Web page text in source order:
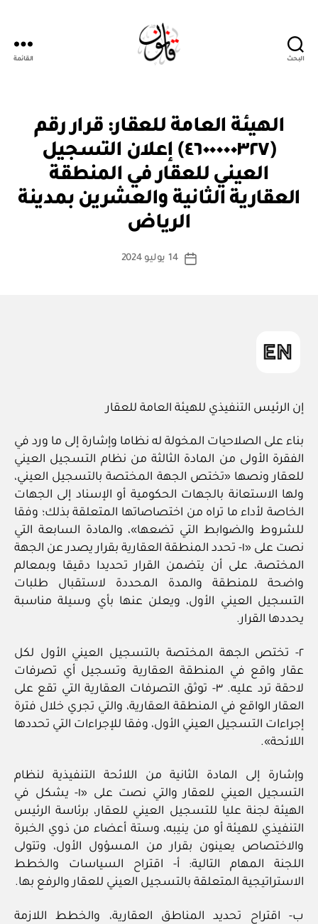
البحث القائمة
التصنيفات
الهيئة العامة للعقار: قرار رقم
(٤٦٠٠٠٠٠٣٢٧) إعلان التسجيل
العيني للعقار في المنطقة
العقارية الثانية والعشرين بمدينة
الرياض
كاتب
بو
س
ة
تاريخ
14 يوليو 2024
إن الرئيس التنفيذي للهيئة العامة للعقار
بناء على الصلاحيات المخولة له نظاما وإشارة إلى ما ورد في
الفقرة الأولى من المادة الثالثة من نظام التسجيل العيني
للعقار ونصها «تختص الجهة المختصة بالتسجيل العيني،
ولها الاستعانة بالجهات الحكومية أو الإسناد إلى الجهات
الخاصة لأداء ما تراه من اختصاصاتها المتعلقة بذلك؛ وفقا
للشروط والضوابط التي تضعها»، والمادة السابعة التي
نصت على «١- تحدد المنطقة العقارية بقرار يصدر عن الجهة
المختصة، على أن يتضمن القرار تحديدا دقيقا وبمعالم
واضحة للمنطقة والمدة المحددة لاستقبال طلبات
التسجيل العيني الأول، ويعلن عنها بأي وسيلة مناسبة
يحددها القرار.
٢- تختص الجهة المختصة بالتسجيل العيني الأول لكل
عقار واقع في المنطقة العقارية وتسجيل أي تصرفات
لاحقة ترد عليه. ٣- توثق التصرفات العقارية التي تقع على
العقار الواقع في المنطقة العقارية، والتي تجري خلال فترة
إجراءات التسجيل العيني الأول، وفقا للإجراءات التي تحددها
اللائحة».
وإشارة إلى المادة الثانية من اللائحة التنفيذية لنظام
التسجيل العيني للعقار والتي نصت على «١- يشكل في
الهيئة لجنة عليا للتسجيل العيني للعقار، برئاسة الرئيس
التنفيذي للهيئة أو من ينيبه، وستة أعضاء من ذوي الخبرة
والاختصاص يعينون بقرار من المسؤول الأول، وتتولى
اللجنة المهام التالية: ‌أ- اقتراح السياسات والخطط
الاستراتيجية المتعلقة بالتسجيل العيني للعقار والرفع بها.
‌ب- اقتراح تحديد المناطق العقارية، والخطط اللازمة